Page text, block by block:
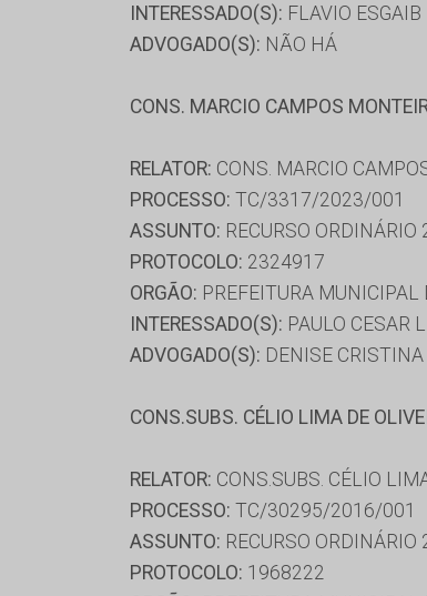
INTERESSADO(S): FLAVIO
ADVOGADO(S): NÃO HÁ
CONS. MARCIO CAMPOS
RELATOR: CONS. MARCIO
PROCESSO: TC/3317/2023/001
ASSUNTO: RECURSO ORDINÁRIO
PROTOCOLO: 2324917
ORGÃO: PREFEITURA MUNICIPAL
INTERESSADO(S): PAULO CESAR
ADVOGADO(S): DENISE
CONS.SUBS. CÉLIO LIMA DE
RELATOR: CONS.SUBS. CÉLIO
PROCESSO: TC/30295/2016/001
ASSUNTO: RECURSO ORDINÁRIO
PROTOCOLO: 1968222